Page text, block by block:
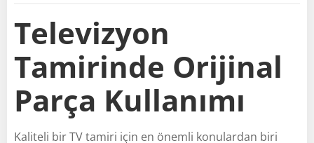
Televizyon
Tamirinde Orijinal
Parça Kullanımı
Kaliteli bir TV tamiri için en önemli konulardan biri